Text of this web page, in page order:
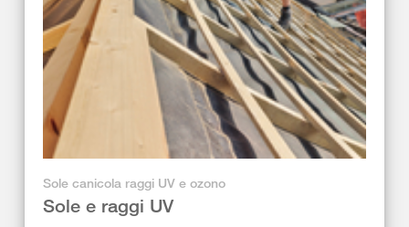
Sole canicola raggi UV e ozono
Sole e raggi UV